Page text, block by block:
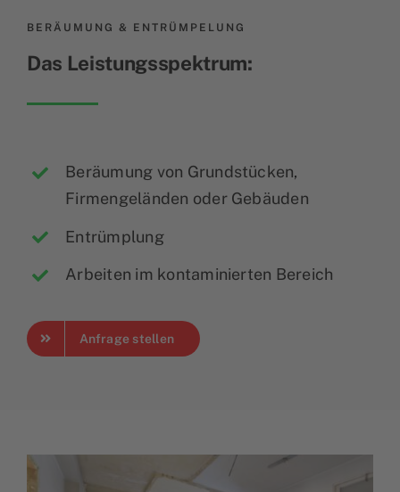
BERÄUMUNG & ENTRÜMPELUNG
Das Leistungsspektrum:
Beräumung von Grundstücken,
Firmengeländen oder Gebäuden
Entrümplung
Arbeiten im kontaminierten Bereich
Anfrage stellen